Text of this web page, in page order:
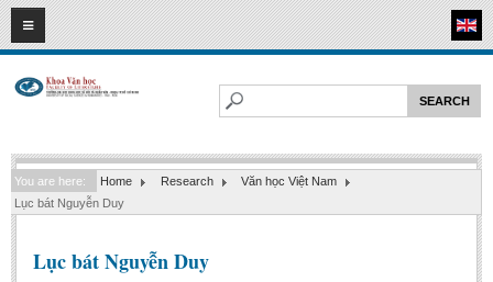
08 2026
HOME
Faculty of Literature
Departments
Department of Literary Theory and Criticism
You are here: Home Research
Văn học Việt Nam
Lục bát Nguyễn Duy
Lục bát Nguyễn Duy